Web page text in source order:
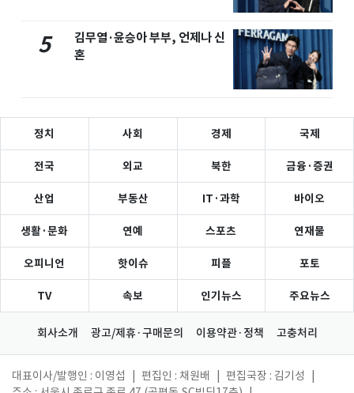
5
김무열·윤승아 부부, 언제나 신
혼
정치 사회 경제 국제
전국 외교 북한 금융·증권
산업 부동산 IT·과학 바이오
생활·문화 연예 스포츠 연재물
오피니언 핫이슈 피플 포토
TV 속보 인기뉴스 주요뉴스
회사소개 광고/제휴·구매문의 이용약관·정책 고충처리
대표이사/발행인 : 이영섭 편집인 : 채원배 편집국장 : 김기성